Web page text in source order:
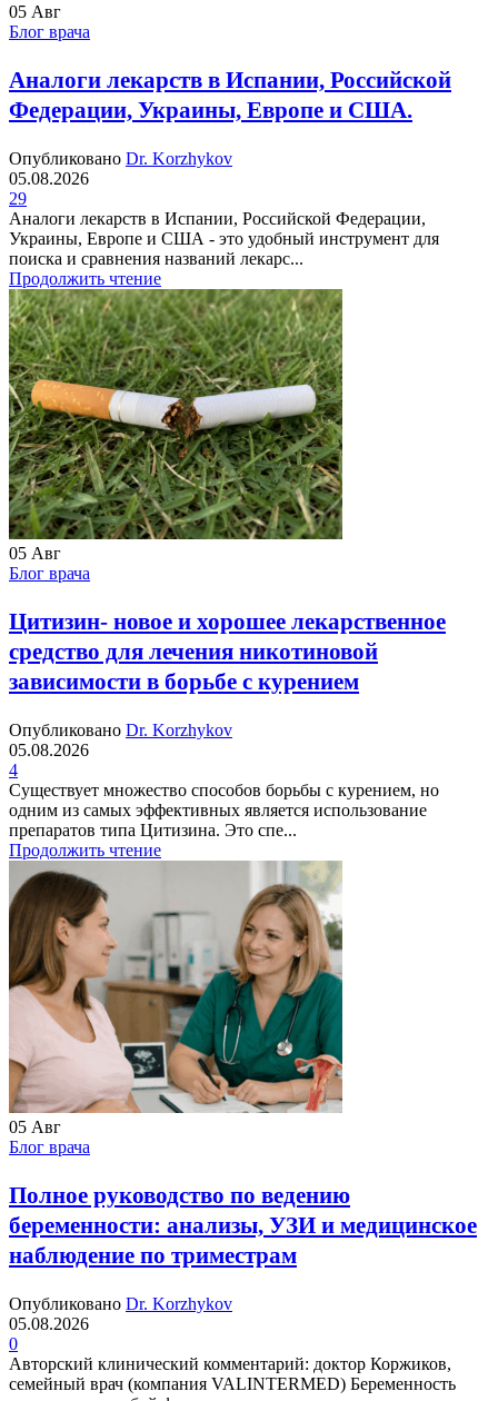
05 Авг
Блог врача
Аналоги лекарств в Испании, Российской
Федерации, Украины, Европе и США.
Опубликовано Dr. Korzhykov
05.08.2026
29
Аналоги лекарств в Испании, Российской Федерации,
Украины, Европе и США - это удобный инструмент для
поиска и сравнения названий лекарс...
Продолжить чтение
05 Авг
Блог врача
Цитизин- новое и хорошее лекарственное
средство для лечения никотиновой
зависимости в борьбе с курением
Опубликовано Dr. Korzhykov
05.08.2026
4
Существует множество способов борьбы с курением, но
одним из самых эффективных является использование
препаратов типа Цитизина. Это спе...
Продолжить чтение
05 Авг
Блог врача
Полное руководство по ведению
беременности: анализы, УЗИ и медицинское
наблюдение по триместрам
Опубликовано Dr. Korzhykov
05.08.2026
0
Авторский клинический комментарий: доктор Коржиков,
семейный врач (компания VALINTERMED) Беременность